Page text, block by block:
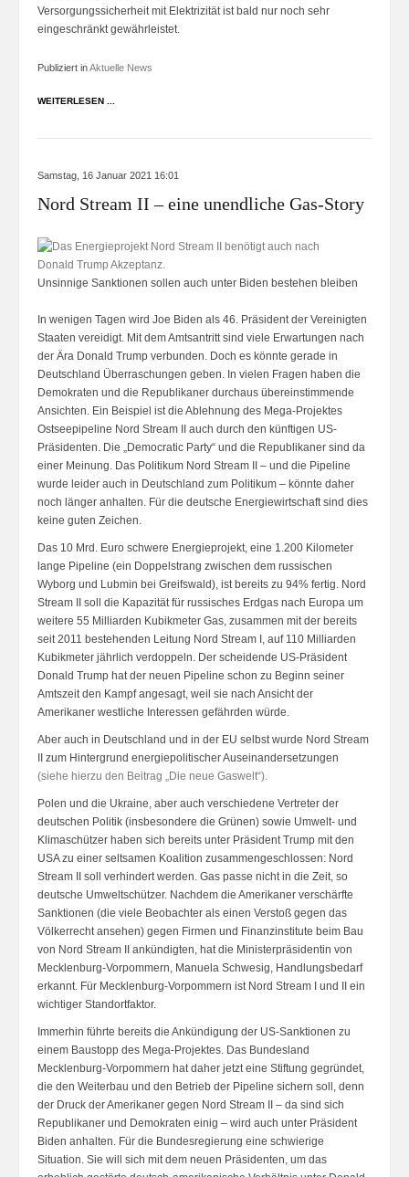
Versorgungssicherheit mit Elektrizität ist bald nur noch sehr
eingeschränkt gewährleistet.
Publiziert inAktuelle News
WEITERLESEN ...
Samstag, 16 Januar 2021 16:01
Nord Stream II – eine unendliche Gas-Story
Unsinnige Sanktionen sollen auch unter Biden bestehen bleiben
In wenigen Tagen wird Joe Biden als 46. Präsident der Vereinigten
Staaten vereidigt. Mit dem Amtsantritt sind viele Erwartungen nach
der Ära Donald Trump verbunden. Doch es könnte gerade in
Deutschland Überraschungen geben. In vielen Fragen haben die
Demokraten und die Republikaner durchaus übereinstimmende
Ansichten. Ein Beispiel ist die Ablehnung des Mega-Projektes
Ostseepipeline Nord Stream II auch durch den künftigen US-
Präsidenten. Die „Democratic Party“ und die Republikaner sind da
einer Meinung. Das Politikum Nord Stream II – und die Pipeline
wurde leider auch in Deutschland zum Politikum – könnte daher
noch länger anhalten. Für die deutsche Energiewirtschaft sind dies
keine guten Zeichen.
Das 10 Mrd. Euro schwere Energieprojekt, eine 1.200 Kilometer
lange Pipeline (ein Doppelstrang zwischen dem russischen
Wyborg und Lubmin bei Greifswald), ist bereits zu 94% fertig. Nord
Stream II soll die Kapazität für russisches Erdgas nach Europa um
weitere 55 Milliarden Kubikmeter Gas, zusammen mit der bereits
seit 2011 bestehenden Leitung Nord Stream I, auf 110 Milliarden
Kubikmeter jährlich verdoppeln. Der scheidende US-Präsident
Donald Trump hat der neuen Pipeline schon zu Beginn seiner
Amtszeit den Kampf angesagt, weil sie nach Ansicht der
Amerikaner westliche Interessen gefährden würde.
Aber auch in Deutschland und in der EU selbst wurde Nord Stream
II zum Hintergrund energiepolitischer Auseinandersetzungen
(siehe hierzu den Beitrag „Die neue Gaswelt“).
Polen und die Ukraine, aber auch verschiedene Vertreter der
deutschen Politik (insbesondere die Grünen) sowie Umwelt- und
Klimaschützer haben sich bereits unter Präsident Trump mit den
USA zu einer seltsamen Koalition zusammengeschlossen: Nord
Stream II soll verhindert werden. Gas passe nicht in die Zeit, so
deutsche Umweltschützer. Nachdem die Amerikaner verschärfte
Sanktionen (die viele Beobachter als einen Verstoß gegen das
Völkerrecht ansehen) gegen Firmen und Finanzinstitute beim Bau
von Nord Stream II ankündigten, hat die Ministerpräsidentin von
Mecklenburg-Vorpommern, Manuela Schwesig, Handlungsbedarf
erkannt. Für Mecklenburg-Vorpommern ist Nord Stream I und II ein
wichtiger Standortfaktor.
Immerhin führte bereits die Ankündigung der US-Sanktionen zu
einem Baustopp des Mega-Projektes. Das Bundesland
Mecklenburg-Vorpommern hat daher jetzt eine Stiftung gegründet,
die den Weiterbau und den Betrieb der Pipeline sichern soll, denn
der Druck der Amerikaner gegen Nord Stream II – da sind sich
Republikaner und Demokraten einig – wird auch unter Präsident
Biden anhalten. Für die Bundesregierung eine schwierige
Situation. Sie will sich mit dem neuen Präsidenten, um das